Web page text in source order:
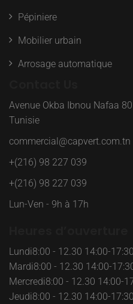
Pépiniere
Mobilier urbain
Arrosage automatique
Avenue Okba Ibnou Nafaa
Tunisie
commercial@capvert.com.tn
+(216) 98 227 039
+(216) 98 227 039
Lun-Ven - 9h à 17h
Lundi8:00 - 12.30 14:00-17:30
Mardi8:00 - 12.30 14:00-
Mercredi8:00 - 12.30 14:00-
Jeudi8:00 - 12.30 14:00-17:30